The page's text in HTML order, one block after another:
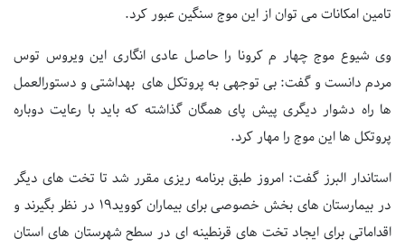
تامین امکانات می توان از این موج سنگین عبور کرد.
وی شیوع موج چهار م کرونا را حاصل عادی انگاری این ویروس توس
مردم دانست و گفت: بی توجهی به پروتکل های بهداشتی و دستورالعمل
ها راه دشوار دیگری پیش پای همگان گذاشته که باید با رعایت دوباره
پروتکل ها این موج را مهار کرد.
استاندار البرز گفت: امروز طبق برنامه ریزی مقرر شد تا تخت های دیگر
در بیمارستان های بخش خصوصی برای بیماران کووید۱۹ در نظر بگیرند و
اقداماتی برای ایجاد تخت های قرنطینه ای در سطح شهرستان های استان